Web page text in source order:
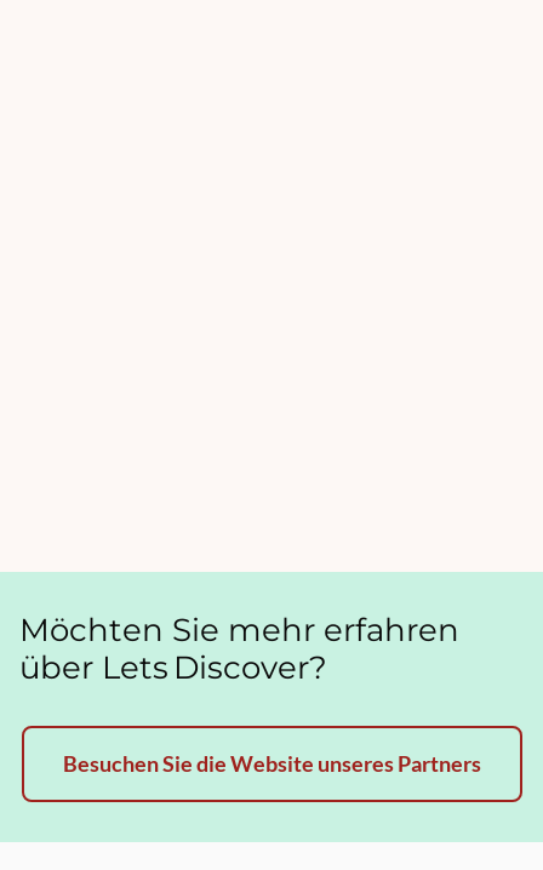
Möchten Sie mehr erfahren
über Lets Discover?
Besuchen Sie die Website unseres Partners